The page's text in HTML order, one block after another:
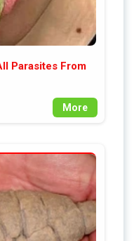
Parasites From
More